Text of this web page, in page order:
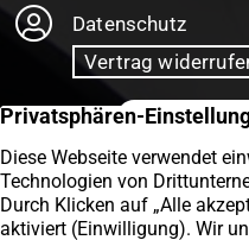
Datenschutz
Vertrag